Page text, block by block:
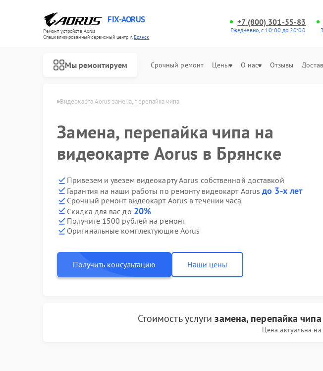
FIX-AORUS
Ремонт устройств Aorus
Специализированный cервисный центр г.Брянск
+7 (800) 301-55-83
Ежедневно, с 10:00 до 20:00
Мы ремонтируем Срочный ремонт Цены О нас Отзывы
Видеокарта Aorus замена, перепайка чипа
Замена, перепайка чипа на
видеокарте Aorus в Брянске
Привезем и увезем видеокарту Aorus собственной доставкой
Гарантия на наши работы по ремонту видеокарт Aorusдо 3-х лет
Срочный ремонт видеокарт Aorus в течении часа
Скидка для вас до 20%
Получите 1500 рублей на ремонт
Оригинальные комплектующие Aorus
Получить консультацию Наши цены
Стоимость услугизамена, перепайка чипа
Цена актуальна